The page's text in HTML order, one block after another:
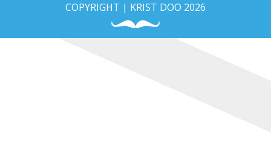
COPYRIGHT | KRIST DOO 2026